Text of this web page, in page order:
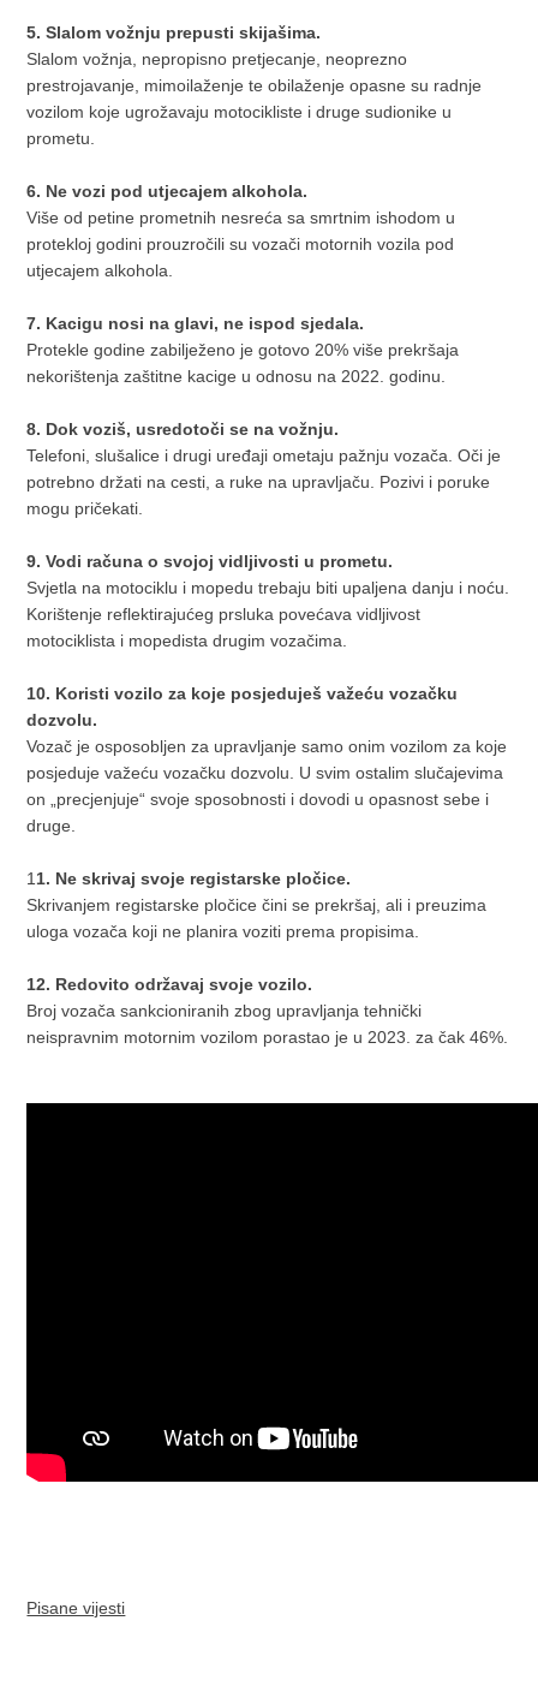
5. Slalom vožnju prepusti skijašima.
Slalom vožnja, nepropisno pretjecanje, neoprezno
prestrojavanje, mimoilaženje te obilaženje opasne su radnje
vozilom koje ugrožavaju motocikliste i druge sudionike u
prometu.
6. Ne vozi pod utjecajem alkohola.
Više od petine prometnih nesreća sa smrtnim ishodom u
protekloj godini prouzročili su vozači motornih vozila pod
utjecajem alkohola.
7. Kacigu nosi na glavi, ne ispod sjedala.
Protekle godine zabilježeno je gotovo 20% više prekršaja
nekorištenja zaštitne kacige u odnosu na 2022. godinu.
8. Dok voziš, usredotoči se na vožnju.
Telefoni, slušalice i drugi uređaji ometaju pažnju vozača. Oči je
potrebno držati na cesti, a ruke na upravljaču. Pozivi i poruke
mogu pričekati.
9. Vodi računa o svojoj vidljivosti u prometu.
Svjetla na motociklu i mopedu trebaju biti upaljena danju i noću.
Korištenje reflektirajućeg prsluka povećava vidljivost
motociklista i mopedista drugim vozačima.
10. Koristi vozilo za koje posjeduješ važeću vozačku
dozvolu.
Vozač je osposobljen za upravljanje samo onim vozilom za koje
posjeduje važeću vozačku dozvolu. U svim ostalim slučajevima
on „precjenjuje“ svoje sposobnosti i dovodi u opasnost sebe i
druge.
1 1. Ne skrivaj svoje registarske pločice.
Skrivanjem registarske pločice čini se prekršaj, ali i preuzima
uloga vozača koji ne planira voziti prema propisima.
12. Redovito održavaj svoje vozilo.
Broj vozača sankcioniranih zbog upravljanja tehnički
neispravnim motornim vozilom porastao je u 2023. za čak 46%.
Pisane vijesti